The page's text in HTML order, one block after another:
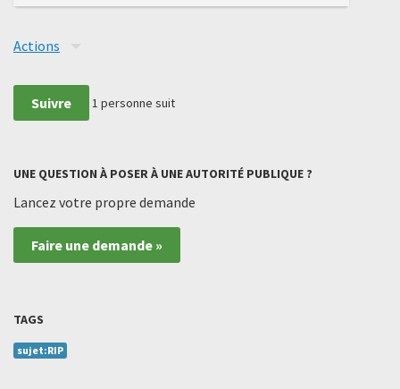
Actions
Suivre 1 personne suit
UNE QUESTION À POSER À UNE AUTORITÉ PUBLIQUE ?
Lancez votre propre demande
Faire une demande »
TAGS
sujet:RIP